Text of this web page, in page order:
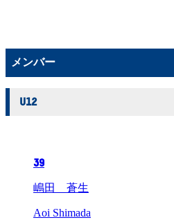
メンバー
U12
39
嶋田 蒼生
Aoi Shimada